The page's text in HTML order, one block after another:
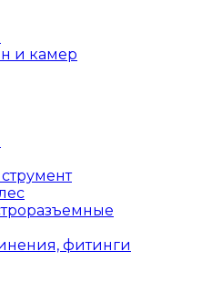
и камер
фитинги